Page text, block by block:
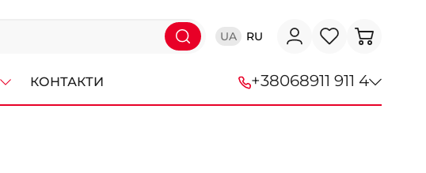
UA RU
КОНТАКТИ +38068911 911 4